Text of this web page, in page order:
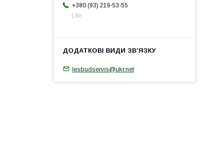
+380 (93) 219-53-55
Life
lesbudservis@ukr.net